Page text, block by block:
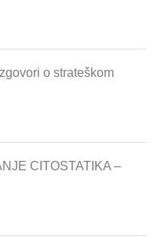
o strateškom
CITOSTATIKA –